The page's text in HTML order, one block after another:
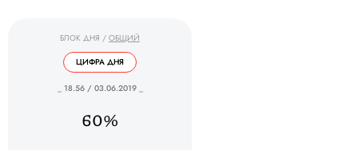
БЛОК ДНЯ / ОБЩИЙ
ЦИФРА ДНЯ
_ 18.56 / 03.06.2019 _
60%